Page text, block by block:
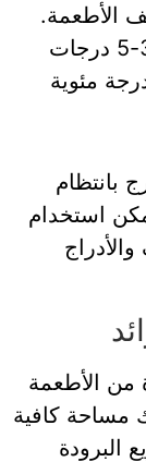
الأطعمة.
يُنصح بضبط درجة حرارة الثلاجة بين 3-5 درجات
بانتظام
استخدام
من الأطعمة
مساحة كافية
البرودة